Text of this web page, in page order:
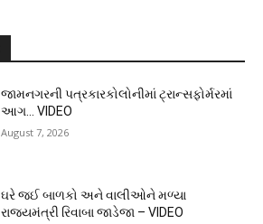
જામનગરની પત્રકારકોલોનીમાં ટ્રાન્સફોર્મરમાં
આગ… VIDEO
August 7, 2026
ઘરે જઈ બાળકો અને વાલીઓને મળ્યા
રાજ્યમંત્રી રિવાબા જાડેજા – VIDEO